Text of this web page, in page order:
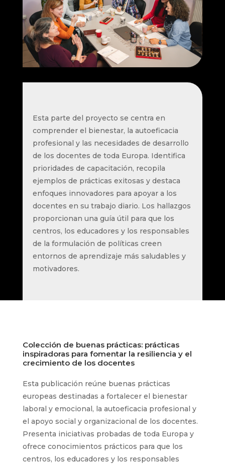
Esta parte del proyecto se centra en
comprender el bienestar, la autoeficacia
profesional y las necesidades de desarrollo
de los docentes de toda Europa. Identifica
prioridades de capacitación, recopila
ejemplos de prácticas exitosas y destaca
enfoques innovadores para apoyar a los
docentes en su trabajo diario. Los hallazgos
proporcionan una guía útil para que los
centros, los educadores y los responsables
de la formulación de políticas creen
entornos de aprendizaje más saludables y
motivadores.
Colección de buenas prácticas: prácticas
inspiradoras para fomentar la resiliencia y el
crecimiento de los docentes
Esta publicación reúne buenas prácticas
europeas destinadas a fortalecer el bienestar
laboral y emocional, la autoeficacia profesional y
el apoyo social y organizacional de los docentes.
Presenta iniciativas probadas de toda Europa y
ofrece conocimientos prácticos para que los
centros, los educadores y los responsables